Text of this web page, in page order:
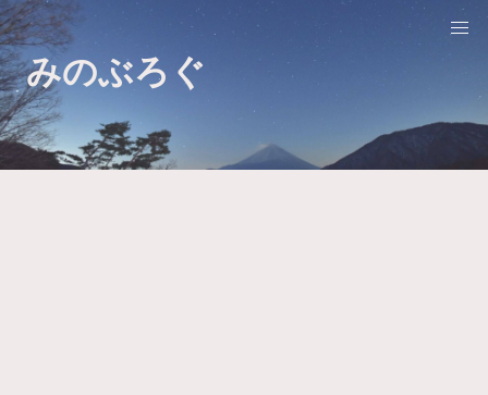
みのぶろぐ